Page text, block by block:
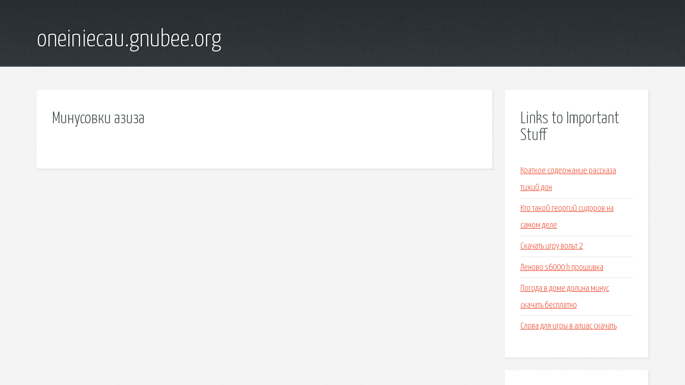
oneiniecau.gnubee.org
Минусовки азиза
Links to Important
Stuff
Краткое содержание рассказа
тихий дон
Кто такой георгий сидоров на
самом деле
Скачать игру вольт 2
Леново s6000 h прошивка
Погода в доме долина минус
скачать бесплатно
Слова для игры в алиас скачать